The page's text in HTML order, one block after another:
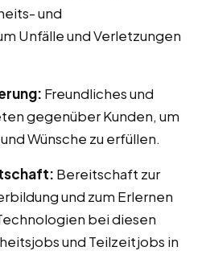
und
Unfälle und Verletzungen
Freundliches und
gegenüber Kunden, um
Wünsche zu erfüllen.
Bereitschaft zur
und zum Erlernen
bei diesen
und Teilzeitjobs in